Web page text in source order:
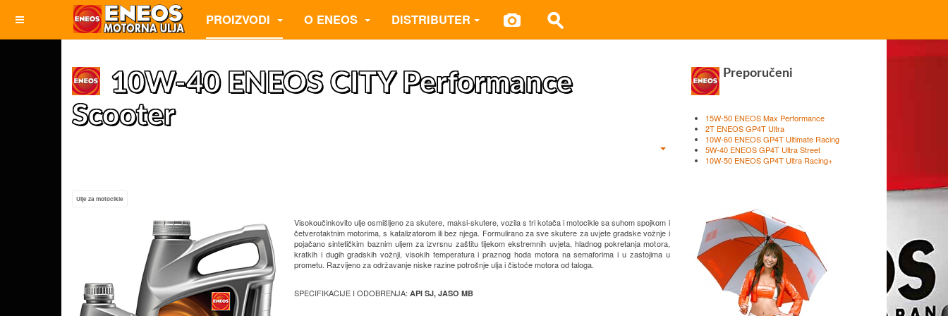
PROIZVODI O ENEOS DISTRIBUTER
10W-40 ENEOS CITY Performance
Scooter
Ulje za motocikle
Visokoučinkovito ulje osmišljeno za skutere, maksi-skutere, vozila s tri kotača i motocikle sa suhom spojkom i
četverotaktnim motorima, s katalizatorom ili bez njega. Formulirano za sve skutere za uvjete gradske vožnje i
pojačano sintetičkim baznim uljem za izvrsnu zaštitu tijekom ekstremnih uvjeta, hladnog pokretanja motora,
kratkih i dugih gradskih vožnji, visokih temperatura i praznog hoda motora na semaforima i u zastojima u
prometu. Razvijeno za održavanje niske razine potrošnje ulja i čistoće motora od taloga.
SPECIFIKACIJE I ODOBRENJA: API SJ, JASO MB
Preporučeni
15W-50 ENEOS Max Performance
2T ENEOS GP4T Ultra
10W-60 ENEOS GP4T Ultimate Racing
5W-40 ENEOS GP4T Ultra Street
10W-50 ENEOS GP4T Ultra Racing+